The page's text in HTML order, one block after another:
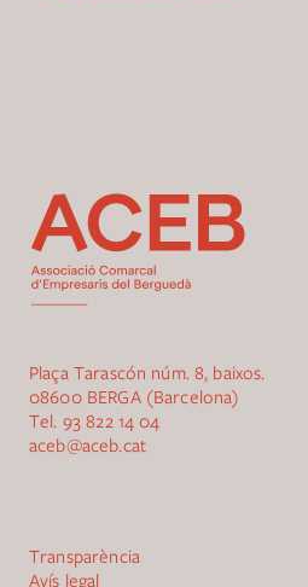
Plaça Tarascón núm. 8, baixos.
08600 BERGA (Barcelona)
Tel. 93 822 14 04
aceb@aceb.cat
Transparència
Avís legal